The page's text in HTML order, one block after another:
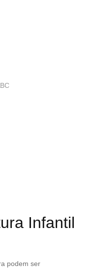
Infantil
podem ser